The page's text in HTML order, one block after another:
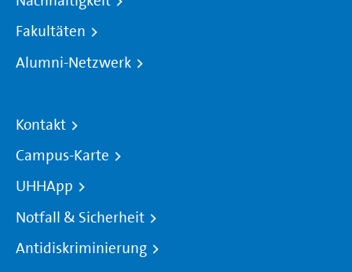
Fakultäten
Alumni-Netzwerk
Kontakt
Campus-Karte
UHHApp
Notfall & Sicherheit
Antidiskriminierung